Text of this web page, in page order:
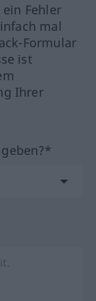
Fehler
mal
Formular
ist
Ihrer